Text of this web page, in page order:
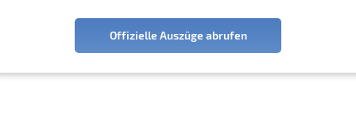
Offizielle Auszüge abrufen